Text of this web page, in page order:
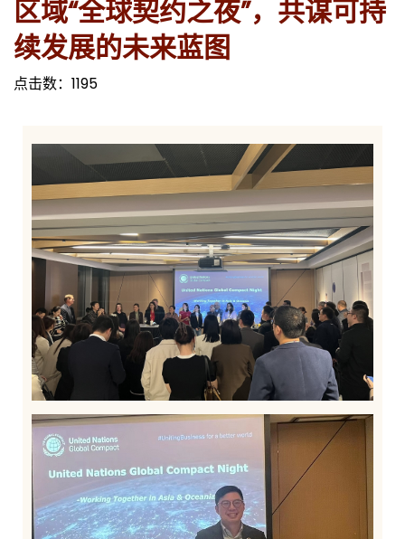
区域“全球契约之夜”，共谋可持
续发展的未来蓝图
点击数： 1195